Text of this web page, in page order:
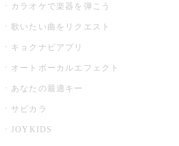
カラオケで楽器を弾こう
歌いたい曲をリクエスト
キョクナビアプリ
オートボーカルエフェクト
あなたの最適キー
サビカラ
JOYKIDS